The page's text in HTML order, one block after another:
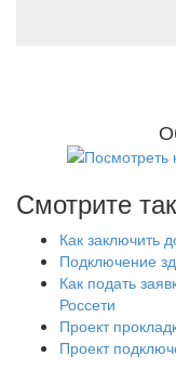
Смотрите
Как заключить
Подключение
Как подать
Россети
Проект
Проект